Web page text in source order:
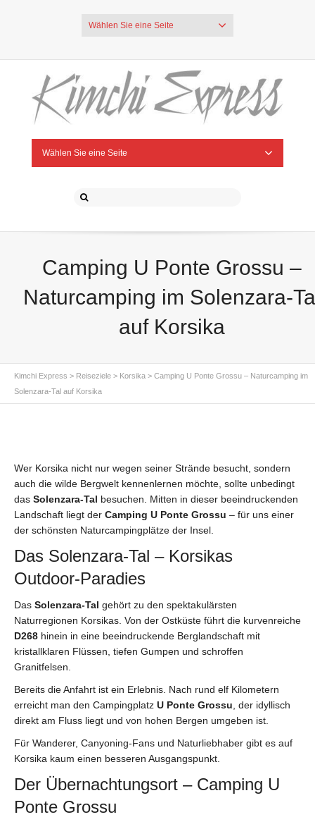
Wählen Sie eine Seite
Wählen Sie eine Seite
Camping U Ponte Grossu –
Naturcamping im Solenzara-
auf Korsika
Kimchi Express > Reiseziele > Korsika > Camping U Ponte Grossu – Naturcamping im
Solenzara-Tal auf Korsika
Wer Korsika nicht nur wegen seiner Strände besucht, sondern
auch die wilde Bergwelt kennenlernen möchte, sollte unbedingt
das Solenzara-Tal besuchen. Mitten in dieser beeindruckenden
Landschaft liegt der Camping U Ponte Grossu – für uns einer
der schönsten Naturcampingplätze der Insel.
Das Solenzara-Tal – Korsikas
Outdoor-Paradies
Das Solenzara-Tal gehört zu den spektakulärsten
Naturregionen Korsikas. Von der Ostküste führt die kurvenreiche
D268 hinein in eine beeindruckende Berglandschaft mit
kristallklaren Flüssen, tiefen Gumpen und schroffen
Granitfelsen.
Bereits die Anfahrt ist ein Erlebnis. Nach rund elf Kilometern
erreicht man den Campingplatz U Ponte Grossu , der idyllisch
direkt am Fluss liegt und von hohen Bergen umgeben ist.
Für Wanderer, Canyoning-Fans und Naturliebhaber gibt es auf
Korsika kaum einen besseren Ausgangspunkt.
Der Übernachtungsort – Camping U
Ponte Grossu